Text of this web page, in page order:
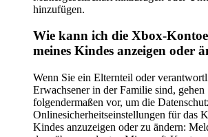
hinzufügen.
Wie kann ich die Xbox-
meines Kindes anzeigen oder
Wenn Sie ein Elternteil oder
Erwachsener in der Familie sind, gehen
folgendermaßen vor, um die
Onlinesicherheitseinstellungen für das
Kindes anzuzeigen oder zu ändern: